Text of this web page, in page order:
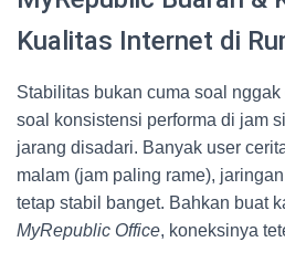
Kualitas Internet di
Stabilitas bukan cuma soal
soal konsistensi performa di jam
jarang disadari. Banyak user
malam (jam paling rame), jaringan
tetap stabil banget. Bahkan buat
MyRepublic Office, koneksinya